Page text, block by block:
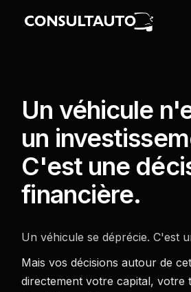
Planifier
une
Un véhicule
un
C'est une
financière.
Un véhicule se déprécie. C'est
Mais vos décisions autour de
directement votre capital, votre